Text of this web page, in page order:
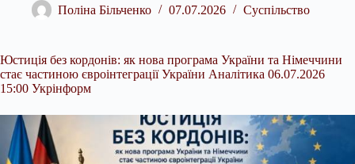
Поліна Більченко 07.07.2026 Суспільство
Юстиція без кордонів: як нова програма України та Німеччини
стає частиною євроінтеграції України Аналітика 06.07.2026
15:00 Укрінформ